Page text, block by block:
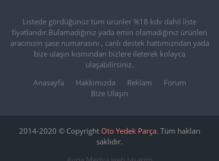
Listede gördüğünüz tüm ürünler %18 kdv dahil liste
fiyatlarıdır.Bulamadığınız yada emin olamadığınız ürünleri
aracınızın şase numarasını , canlı destek hattımızndan yada
bize ulaşın kısmından bizlere ileterek kolayca
ulaşabilirsiniz.
Anasayfa
Hakkımızda Reklam
Forum
Bize Ulaşın
2014-2020 © Copyright Oto Yedek Parça. Tüm hakları
saklıdır.